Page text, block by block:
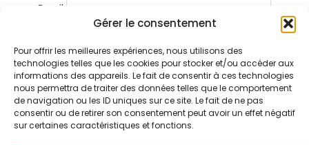
Gérer le consentement
Pour offrir les meilleures expériences, nous utilisons des
technologies telles que les cookies pour stocker et/ou accéder aux
informations des appareils. Le fait de consentir à ces technologies
nous permettra de traiter des données telles que le comportement
de navigation ou les ID uniques sur ce site. Le fait de ne pas
consentir ou de retirer son consentement peut avoir un effet négatif
sur certaines caractéristiques et fonctions.
Email